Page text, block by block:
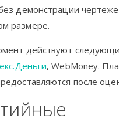
демонстрации
размере.
действуют
, WebMoney.
после